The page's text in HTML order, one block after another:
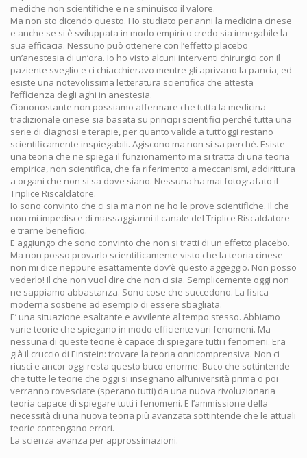
mediche non scientifiche e ne sminuisco il valore.
Ma non sto dicendo questo. Ho studiato per anni la medicina cinese
e anche se si è sviluppata in modo empirico credo sia innegabile la
sua efficacia. Nessuno può ottenere con l’effetto placebo
un’anestesia di un’ora. Io ho visto alcuni interventi chirurgici con il
paziente sveglio e ci chiacchieravo mentre gli aprivano la pancia; ed
esiste una notevolissima letteratura scientifica che attesta
l’efficienza degli aghi in anestesia.
Ciononostante non possiamo affermare che tutta la medicina
tradizionale cinese sia basata su principi scientifici perché tutta una
serie di diagnosi e terapie, per quanto valide a tutt’oggi restano
scientificamente inspiegabili. Agiscono ma non si sa perché. Esiste
una teoria che ne spiega il funzionamento ma si tratta di una teoria
empirica, non scientifica, che fa riferimento a meccanismi, addirittura
a organi che non si sa dove siano. Nessuna ha mai fotografato il
Triplice Riscaldatore.
Io sono convinto che ci sia ma non ne ho le prove scientifiche. Il che
non mi impedisce di massaggiarmi il canale del Triplice Riscaldatore
e trarne beneficio.
E aggiungo che sono convinto che non si tratti di un effetto placebo.
Ma non posso provarlo scientificamente visto che la teoria cinese
non mi dice neppure esattamente dov’è questo aggeggio. Non posso
vederlo! Il che non vuol dire che non ci sia. Semplicemente oggi non
ne sappiamo abbastanza. Sono cose che succedono. La fisica
moderna sostiene ad esempio di essere sbagliata.
E’ una situazione esaltante e avvilente al tempo stesso. Abbiamo
varie teorie che spiegano in modo efficiente vari fenomeni. Ma
nessuna di queste teorie è capace di spiegare tutti i fenomeni. Era
già il cruccio di Einstein: trovare la teoria onnicomprensiva. Non ci
riuscì e ancor oggi resta questo buco enorme. Buco che sottintende
che tutte le teorie che oggi si insegnano all’università prima o poi
verranno rovesciate (sperano tutti) da una nuova rivoluzionaria
teoria capace di spiegare tutti i fenomeni. E l’ammissione della
necessità di una nuova teoria più avanzata sottintende che le attuali
teorie contengano errori.
La scienza avanza per approssimazioni.